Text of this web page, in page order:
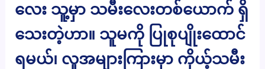
လေး သူ့မှာ သမီးလေးတစ်ယောက် ရှိ
သေးတဲ့ဟာ။ သူမကို ပြုစုပျိုးထောင်
ရမယ်၊ လူအများကြားမှာ ကိုယ့်သမီး